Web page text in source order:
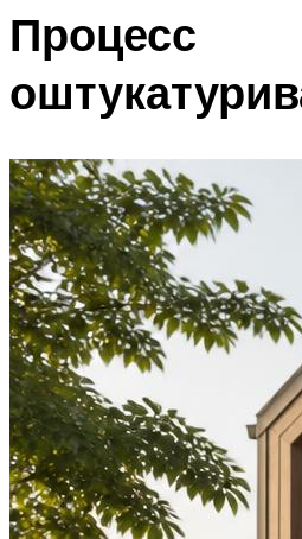
ДЕКОР
МЕНЮ
Процесс